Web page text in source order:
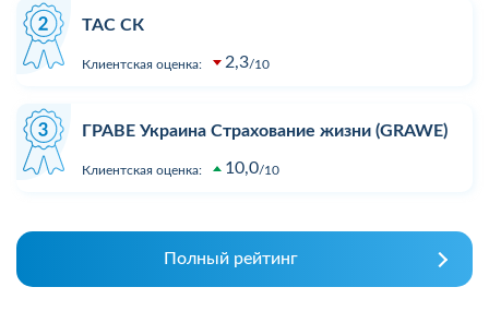
ТАС СК
Клиентская оценка: 2,3 10
ГРАВЕ Украина Страхование жизни (GRAWE)
Клиентская оценка: 10,0 10
Полный рейтинг